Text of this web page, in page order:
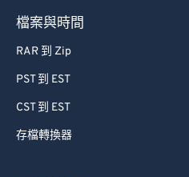
檔案與時間
RAR 到 Zip
PST 到 EST
CST 到 EST
存檔轉換器